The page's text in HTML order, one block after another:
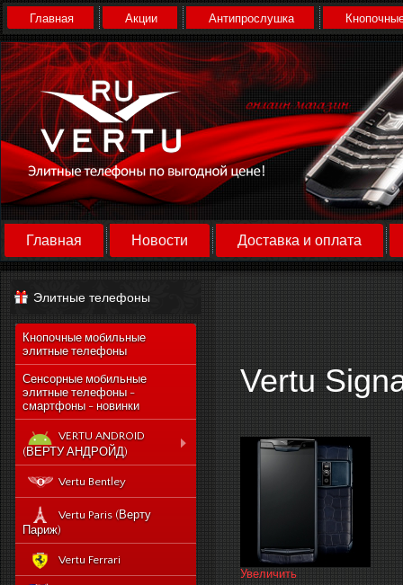
Главная Акции Антипрослушка
Главная Новости Доставка и оплата
Элитные телефоны
Кнопочные мобильные
элитные телефоны
Сенсорные мобильные
элитные телефоны -
смартфоны - новинки
VERTU ANDROID
(ВЕРТУ АНДРОЙД)
Новый Vertu Signature
New Touch
Vertu Constellation X duos
Sim - смартфон Верту
Констелейшен икс на две
сим карты
Vertu Signature touch
Vertu Bentley
Vertu Paris (Верту
Париж)
Vertu Ferrari
Vertu
Увеличить